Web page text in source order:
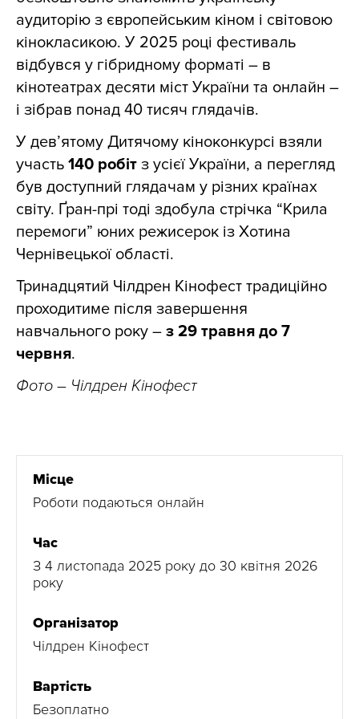
аудиторію з європейським кіном і світовою
кінокласикою. У 2025 році фестиваль
відбувся у гібридному форматі – в
кінотеатрах десяти міст України та онлайн –
і зібрав понад 40 тисяч глядачів.
У дев’ятому Дитячому кіноконкурсі взяли
участь 140 робіт з усієї України, а перегляд
був доступний глядачам у різних країнах
світу. Ґран-прі тоді здобула стрічка “Крила
перемоги” юних режисерок із Хотина
Чернівецької області.
Тринадцятий Чілдрен Кінофест традиційно
проходитиме після завершення
навчального року – з 29 травня до 7
червня.
Фото – Чілдрен Кінофест
Місце
Роботи подаються онлайн
Час
З 4 листопада 2025 року до 30 квітня 2026
року
Організатор
Чілдрен Кінофест
Вартість
Безоплатно